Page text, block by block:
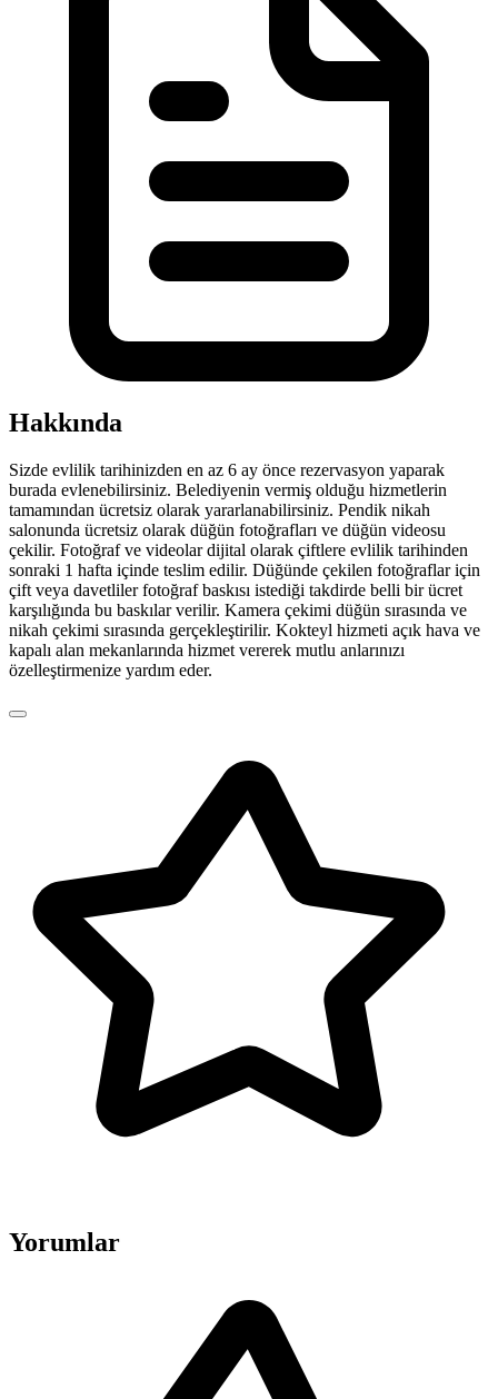
Hakkında
Sizde evlilik tarihinizden en az 6 ay önce rezervasyon yaparak
burada evlenebilirsiniz. Belediyenin vermiş olduğu hizmetlerin
tamamından ücretsiz olarak yararlanabilirsiniz. Pendik nikah
salonunda ücretsiz olarak düğün fotoğrafları ve düğün videosu
çekilir. Fotoğraf ve videolar dijital olarak çiftlere evlilik tarihinden
sonraki 1 hafta içinde teslim edilir. Düğünde çekilen fotoğraflar için
çift veya davetliler fotoğraf baskısı istediği takdirde belli bir ücret
karşılığında bu baskılar verilir. Kamera çekimi düğün sırasında ve
nikah çekimi sırasında gerçekleştirilir. Kokteyl hizmeti açık hava ve
kapalı alan mekanlarında hizmet vererek mutlu anlarınızı
özelleştirmenize yardım eder.
Yorumlar